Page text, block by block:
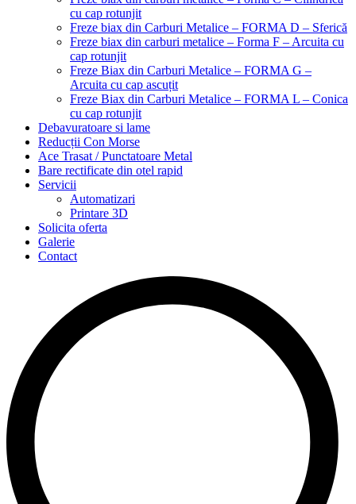
cu cap rotunjit
Freze biax din Carburi Metalice – FORMA D – Sferică
Freze biax din carburi metalice – Forma F – Arcuita cu
cap rotunjit
Freze Biax din Carburi Metalice – FORMA G –
Arcuita cu cap ascuțit
Freze Biax din Carburi Metalice – FORMA L – Conica
cu cap rotunjit
Debavuratoare si lame
Reducții Con Morse
Ace Trasat / Punctatoare Metal
Bare rectificate din otel rapid
Servicii
Automatizari
Printare 3D
Solicita oferta
Galerie
Contact